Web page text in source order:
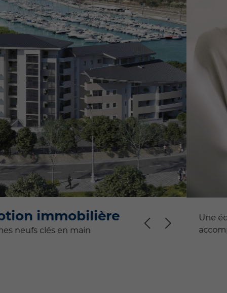
Une équipe d’experts locaux pour vous
accompagner